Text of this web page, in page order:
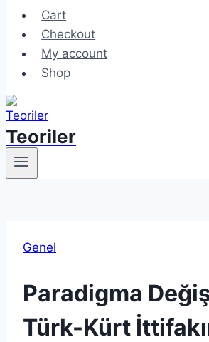
Cart
Checkout
My account
Shop
Teoriler
Genel
Paradigma
Türk-Kürt